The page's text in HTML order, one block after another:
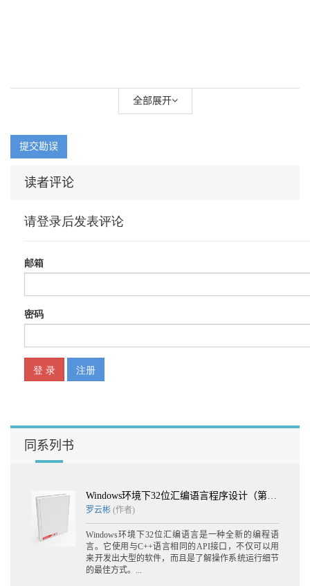
全部展开
提交勘误
读者评论
同系列书
Windows环境下32位汇编语言程序设计（第二版）(含光盘1张)
罗云彬(作者)
Windows环境下32位汇编语言是一种全新的编程语
言。它使用与C++语言相同的API接口，不仅可以用
来开发出大型的软件，而且是了解操作系统运行细节
的最佳方式。...